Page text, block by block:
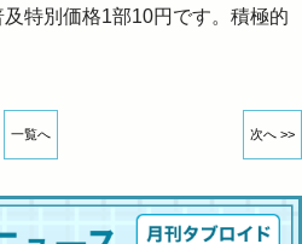
特別価格1部10円です。積極的
一覧へ 次へ >>